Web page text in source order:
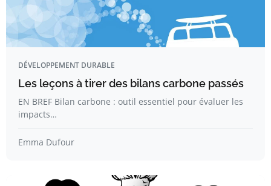
DÉVELOPPEMENT DURABLE
Les leçons à tirer des bilans carbone passés
EN BREF Bilan carbone : outil essentiel pour évaluer les
impacts…
Emma Dufour